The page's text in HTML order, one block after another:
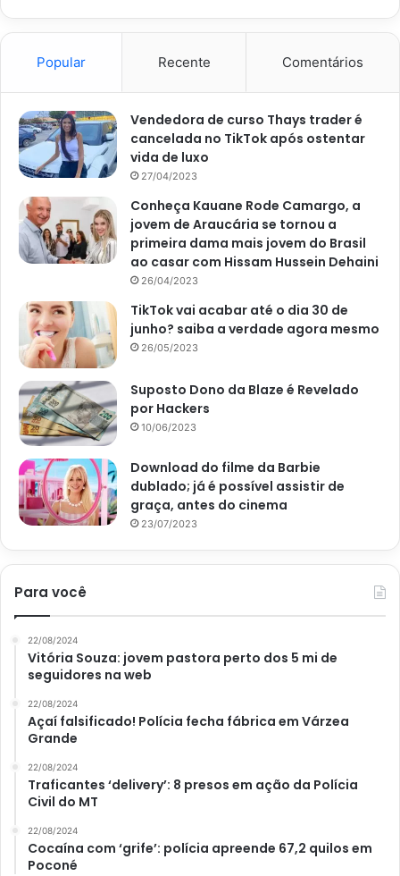
Popular Recente Comentários
Vendedora de curso Thays trader é
cancelada no TikTok após ostentar
vida de luxo
27/04/2023
Conheça Kauane Rode Camargo, a
jovem de Araucária se tornou a
primeira dama mais jovem do Brasil
ao casar com Hissam Hussein Dehaini
26/04/2023
TikTok vai acabar até o dia 30 de
junho? saiba a verdade agora mesmo
26/05/2023
Suposto Dono da Blaze é Revelado
por Hackers
10/06/2023
Download do filme da Barbie
dublado; já é possível assistir de
graça, antes do cinema
23/07/2023
Para você
22/08/2024
Vitória Souza: jovem pastora perto dos 5 mi de
seguidores na web
22/08/2024
Açaí falsificado! Polícia fecha fábrica em Várzea
Grande
22/08/2024
Traficantes ‘delivery’: 8 presos em ação da Polícia
Civil do MT
22/08/2024
Cocaína com ‘grife’: polícia apreende 67,2 quilos em
Poconé